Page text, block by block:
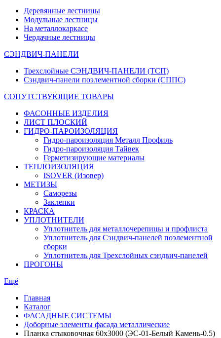
Деревянные лестницы
Модульные лестницы
На металлокаркасе
Чердачные лестницы
СЭНДВИЧ-ПАНЕЛИ
Трехслойные СЭНДВИЧ-ПАНЕЛИ (ТСП)
Сэндвич-панели поэлементной сборки (СППС)
СОПУТСТВУЮЩИЕ ТОВАРЫ
ФАСОННЫЕ ИЗДЕЛИЯ
ЛИСТ ПЛОСКИЙ
ГИДРО-ПАРОИЗОЛЯЦИЯ
Гидро-пароизоляция Металл Профиль
Гидро-пароизоляция Тайвек
Герметизирующие материалы
ТЕПЛОИЗОЛЯЦИЯ
ISOVER (Изовер)
МЕТИЗЫ
Саморезы
Заклепки
КРАСКА
УПЛОТНИТЕЛИ
Уплотнитель для металлочерепицы и профлиста
Уплотнитель для Сэндвич-панелей поэлементной
сборки
Уплотнитель для Трехслойных сэндвич-панелей
ПРОГОНЫ
Ещё
Главная
Каталог
ФАСАДНЫЕ СИСТЕМЫ
Доборные элементы фасада металлические
Планка стыковочная 60х3000 (ЭС-01-Белый Камень-0.5)